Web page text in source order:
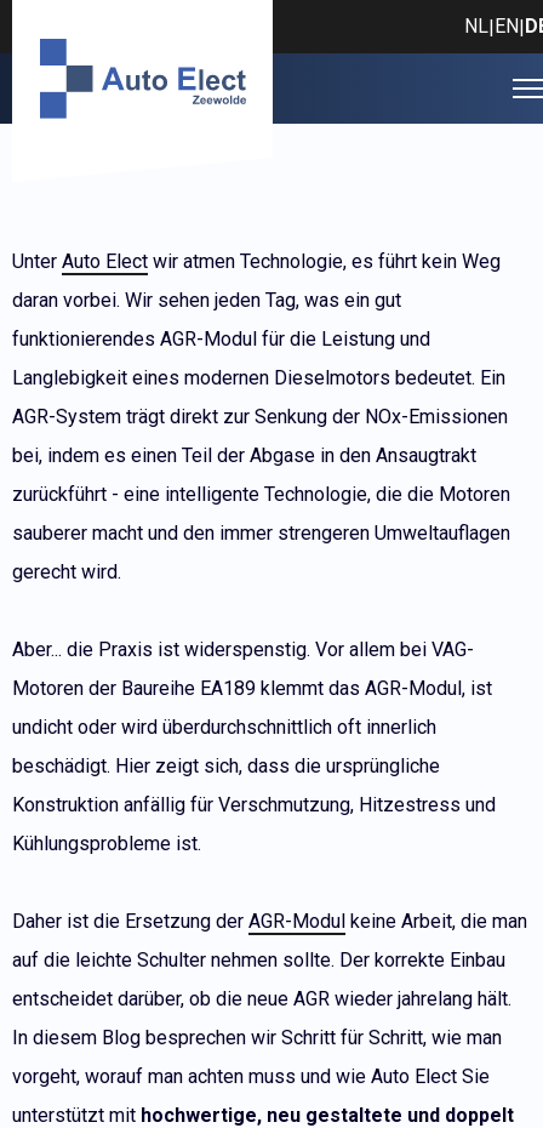
NL|EN|
Unter Auto Elect wir atmen Technologie, es führt kein Weg
daran vorbei. Wir sehen jeden Tag, was ein gut
funktionierendes AGR-Modul für die Leistung und
Langlebigkeit eines modernen Dieselmotors bedeutet. Ein
AGR-System trägt direkt zur Senkung der NOx-Emissionen
bei, indem es einen Teil der Abgase in den Ansaugtrakt
zurückführt - eine intelligente Technologie, die die Motoren
sauberer macht und den immer strengeren Umweltauflagen
gerecht wird.
Aber... die Praxis ist widerspenstig. Vor allem bei VAG-
Motoren der Baureihe EA189 klemmt das AGR-Modul, ist
undicht oder wird überdurchschnittlich oft innerlich
beschädigt. Hier zeigt sich, dass die ursprüngliche
Konstruktion anfällig für Verschmutzung, Hitzestress und
Kühlungsprobleme ist.
Daher ist die Ersetzung der AGR-Modul keine Arbeit, die man
auf die leichte Schulter nehmen sollte. Der korrekte Einbau
entscheidet darüber, ob die neue AGR wieder jahrelang hält.
In diesem Blog besprechen wir Schritt für Schritt, wie man
vorgeht, worauf man achten muss und wie Auto Elect Sie
unterstützt mit hochwertige, neu gestaltete und doppelt